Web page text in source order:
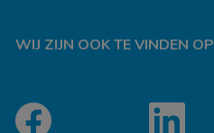
WIJ ZIJN OOK TE VINDEN OP